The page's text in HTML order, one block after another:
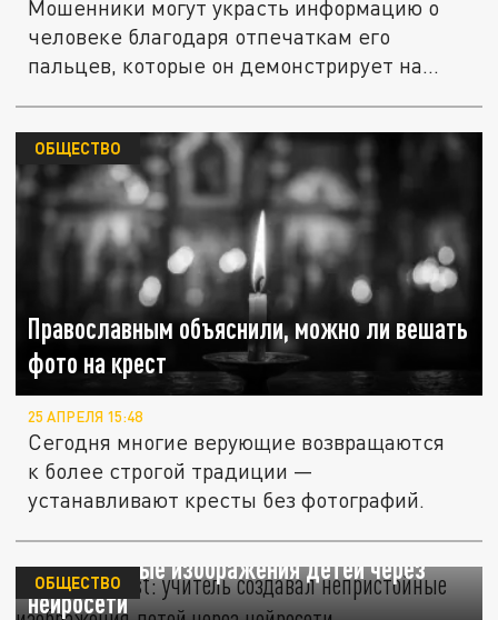
Мошенники могут украсть информацию о
человеке благодаря отпечаткам его
пальцев, которые он демонстрирует на...
Православным объяснили, можно ли вешать
фото на крест
ОБЩЕСТВО
25 АПРЕЛЯ 15:48
Сегодня многие верующие возвращаются
к более строгой традиции —
устанавливают кресты без фотографий.
New York Post: учитель создавал
непристойные изображения детей через
нейросети
ОБЩЕСТВО